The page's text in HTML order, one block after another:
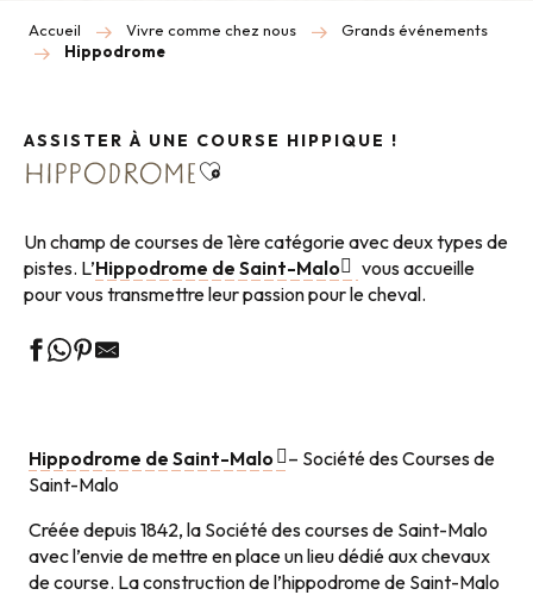
Accueil Vivre comme chez nous
Grands événements
Hippodrome
ASSISTER À UNE COURSE HIPPIQUE !
HIPPODROMEAjouter aux favoris
Un champ de courses de 1ère catégorie avec deux types de
pistes. L’Hippodrome de Saint-Malo
vous accueille
pour vous transmettre leur passion pour le cheval.
Hippodrome de Saint-Malo
– Société des Courses de
Saint-Malo
Créée depuis 1842, la Société des courses de Saint-Malo
avec l’envie de mettre en place un lieu dédié aux chevaux
de course. La construction de l’hippodrome de Saint-Malo